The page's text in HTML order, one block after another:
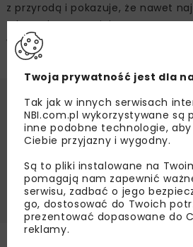
z przyrodą i pokazuje, że nawet
zdegradowane miejsca mogą
wartościową częścią miasta.
Źródło:Narodowy Fundusz
i Gospodarki Wodnej
FUNDUSZE EUROPEJSKIE
REKULTYWACJA TERENÓW
TERENY POPRZEMYSŁOWE
Twoja prywatność jest dla
Tak jak w innych serwisach
NBI.com.pl wykorzystywane są
inne podobne technologie, aby
Ciebie przyjazny i wygodny.
Są to pliki instalowane na
pomagają nam zapewnić
serwisu, zadbać o jego
go, dostosować do Twoich
prezentować dopasowane do
reklamy.